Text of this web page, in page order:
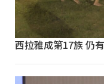
西拉雅成第17族 仍